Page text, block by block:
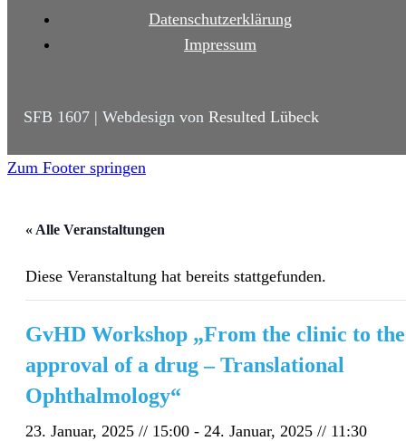
Zum Footer springen
« Alle Veranstaltungen
Diese Veranstaltung hat bereits stattgefunden.
GvHD Workshop „From the clinic to the
approval of a drug – Translational
Ophthalmology“
23. Januar, 2025 // 15:00 - 24. Januar, 2025 // 11:30
Datenschutzerklärung
Impressum
SFB 1607 | Webdesign von Resulted Lübeck